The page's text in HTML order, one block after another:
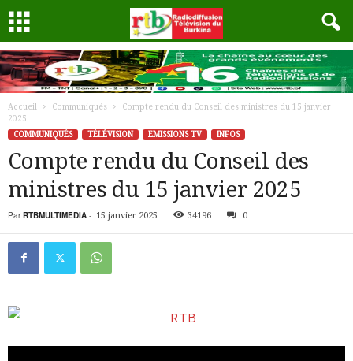
Accueil Communiqués
Compte rendu du Conseil des ministres du 15 janvier
2025
COMMUNIQUÉS
TÉLÉVISION EMISSIONS TV INFOS
Compte rendu du Conseil des
ministres du 15 janvier 2025
Par RTBMULTIMEDIA - 15 janvier 2025 34196 0